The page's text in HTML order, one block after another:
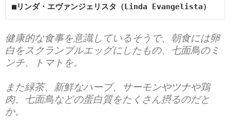
■リンダ・エヴァンジェリスタ（Linda Evangelista）
健康的な食事を意識しているそうで、朝食には卵
白をスクランブルエッグにしたもの、七面鳥のミ
ンチ、トマトを。
また緑茶、新鮮なハーブ、サーモンやツナや鶏
肉、七面鳥などの蛋白質をたくさん摂るのだと
か。